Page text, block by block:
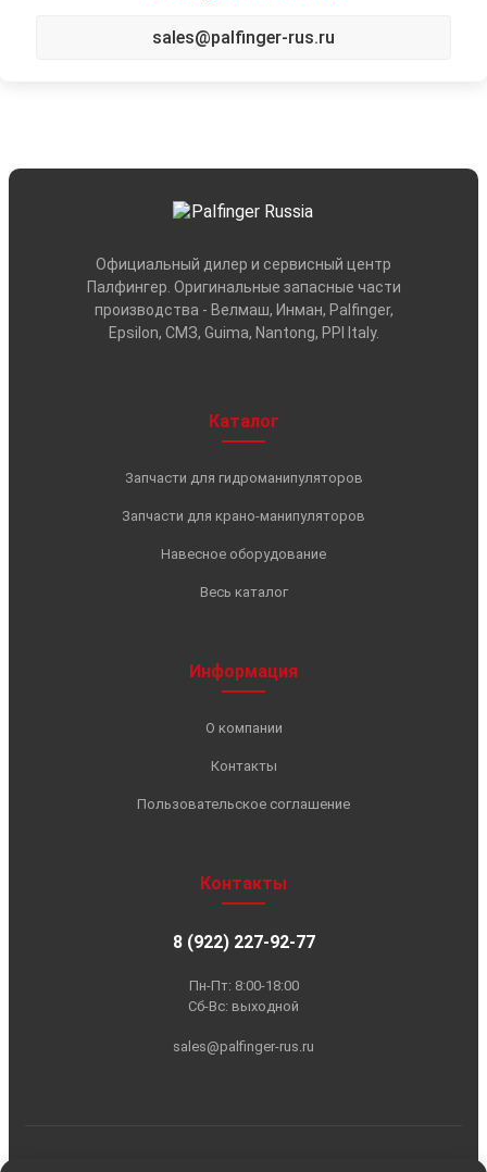
sales@palfinger-rus.ru